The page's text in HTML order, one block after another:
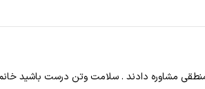
مشاوره دادند . سلامت و‌تن درست باشید